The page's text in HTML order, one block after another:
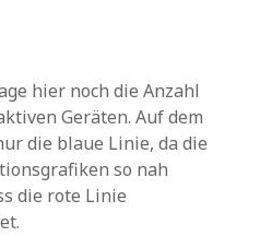
hier noch die Anzahl
Geräten. Auf dem
die blaue Linie, da die
so nah
die rote Linie